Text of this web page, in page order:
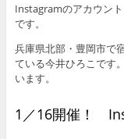
Instagramのアカウン
です。
兵庫県北部・豊岡市で
ている今井ひろこです
います。
1／16開催！